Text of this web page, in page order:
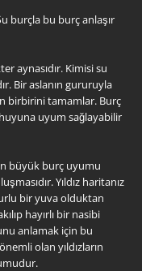
burçla bu burç anlaşır
aynasıdır. Kimisi su
Bir aslanın gururuyla
birbirini tamamlar. Burç
uyum sağlayabilir
büyük burç uyumu
Yıldız haritanız
bir yuva olduktan
hayırlı bir nasibi
anlamak için bu
olan yıldızların